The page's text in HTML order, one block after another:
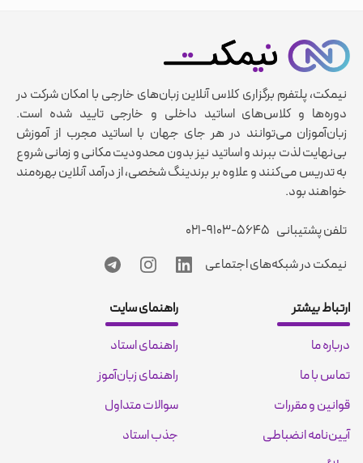
نیمکت، پلتفرم برگزاری کلاس آنلاین زبان‌های خارجی با امکان شرکت در
دوره‌ها و کلاس‌های اساتید داخلی و خارجی تایید شده است.
زبان‌آموزان می‌توانند در هر جای جهان با اساتید مجرب از آموزش
بی‌نهایت لذت ببرند و اساتید نیز بدون محدودیت مکانی و زمانی شروع
به تدریس می‌کنند و علاوه بر برندینگ شخصی، از درآمد آنلاین بهره‌مند
خواهند بود.
تلفن پشتیبانی ۰۲۱-۹۱۰۳-۵۶۴۵
نیمکت در شبکه‌های اجتماعی
ارتباط بیشتر
درباره ما
تماس با ما
قوانین و مقررات
آیین‌نامه انضباطی
راهنمای سایت
راهنمای استاد
راهنمای زبان‌آموز
سوالات متداول
جذب استاد